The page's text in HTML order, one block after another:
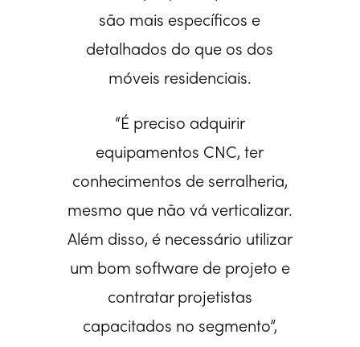
são mais específicos e
detalhados do que os dos
móveis residenciais.
“É preciso adquirir
equipamentos CNC, ter
conhecimentos de serralheria,
mesmo que não vá verticalizar.
Além disso, é necessário utilizar
um bom software de projeto e
contratar projetistas
capacitados no segmento”,